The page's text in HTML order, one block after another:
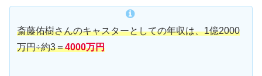
斎藤佑樹さんのキャスターとしての年収は、1億2000
万円÷約3＝4000万円